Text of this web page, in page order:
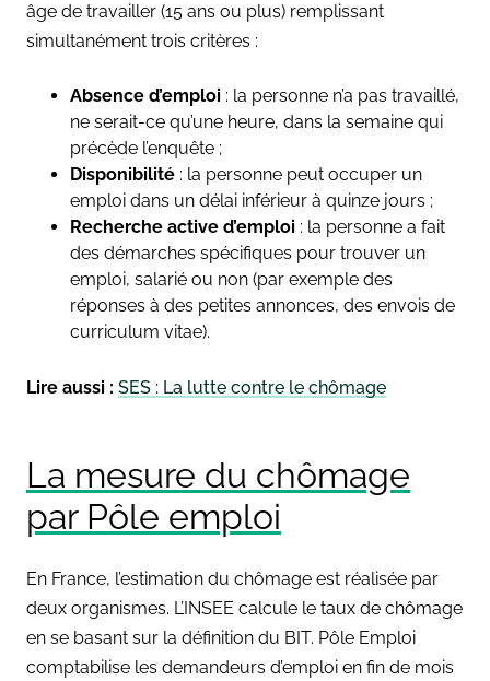
âge de travailler (15 ans ou plus) remplissant
simultanément trois critères :
Absence d’emploi : la personne n’a pas travaillé,
ne serait-ce qu’une heure, dans la semaine qui
précède l’enquête ;
Disponibilité : la personne peut occuper un
emploi dans un délai inférieur à quinze jours ;
Recherche active d’emploi : la personne a fait
des démarches spécifiques pour trouver un
emploi, salarié ou non (par exemple des
réponses à des petites annonces, des envois de
curriculum vitae).
Lire aussi : SES : La lutte contre le chômage
La mesure du chômage
par Pôle emploi
En France, l’estimation du chômage est réalisée par
deux organismes. L’INSEE calcule le taux de chômage
en se basant sur la définition du BIT. Pôle Emploi
comptabilise les demandeurs d’emploi en fin de mois